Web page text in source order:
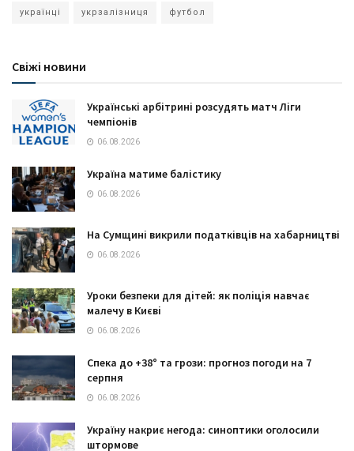
українці укрзалізниця футбол
Свіжі новини
Українські арбітрині розсудять матч Ліги
чемпіонів
06.08.2026
Україна матиме балістику
06.08.2026
На Сумщині викрили податківців на хабарництві
06.08.2026
Уроки безпеки для дітей: як поліція навчає
малечу в Києві
06.08.2026
Спека до +38° та грози: прогноз погоди на 7
серпня
06.08.2026
Україну накриє негода: синоптики оголосили
штормове